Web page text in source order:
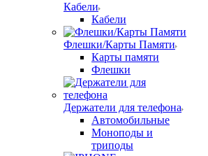
Кабели
Кабели
Флешки/Карты Памяти
Карты памяти
Флешки
Держатели для телефона
Автомобильные
Моноподы и
триподы